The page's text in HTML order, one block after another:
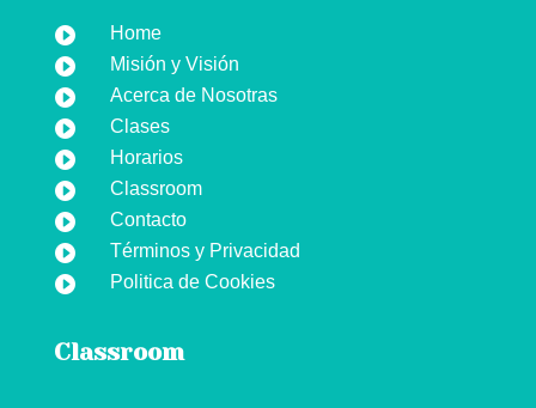
 Home
 Misión y Visión
 Acerca de Nosotras
 Clases
 Horarios
 Classroom
 Contacto
 Términos y Privacidad
 Politica de Cookies
Classroom